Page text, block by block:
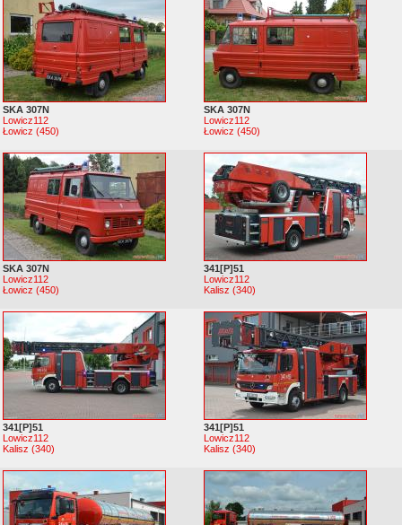
SKA 307N
Lowicz112
Łowicz (450)
SKA 307N
Lowicz112
Łowicz (450)
SKA 307N
Lowicz112
Łowicz (450)
341[P]51
Lowicz112
Kalisz (340)
341[P]51
Lowicz112
Kalisz (340)
341[P]51
Lowicz112
Kalisz (340)